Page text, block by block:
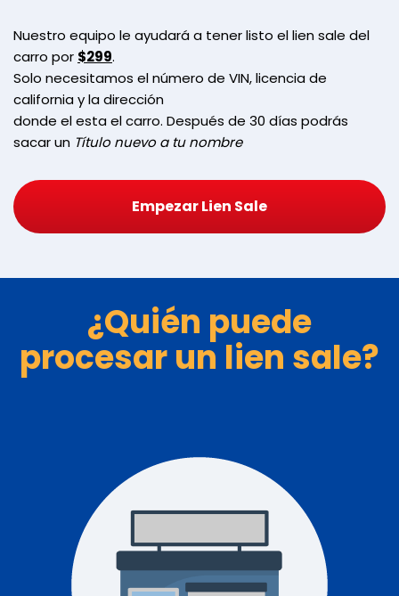
Nuestro equipo le ayudará a tener listo el lien sale del
carro por $299.
Solo necesitamos el número de VIN, licencia de
california y la dirección
donde el esta el carro. Después de 30 días podrás
sacar un Título nuevo a tu nombre
Empezar Lien Sale
¿Quién puede
procesar un lien sale?